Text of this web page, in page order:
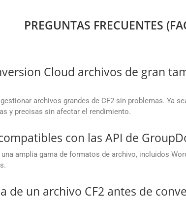
PREGUNTAS FRECUENTES
Cloud archivos de gran
archivos grandes de CF2 sin problemas. Ya
y precisas sin afectar el rendimiento.
con las API de
amplia gama de formatos de archivo, incluidos
de un archivo CF2 antes de